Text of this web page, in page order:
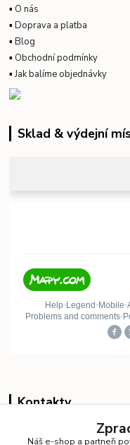
▪ O nás
▪Doprava a platba
▪Blog
▪ Obchodní podmínky
▪Jak balíme objednávky
Sklad & výdejní
Kontakty
Vlastimil
Náš e-shop a partneři